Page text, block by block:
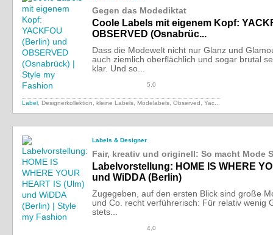
Gegen das Modediktat
Coole Labels mit eigenem Kopf:
OBSERVED (Osnabrüc...
Dass die Modewelt nicht nur Glanz und
auch ziemlich oberflächlich und sogar brutal
klar. Und so...
5,0
Label , Designerkollektion, kleine Labels, Modelabels, Observed, Yac...
Labels & Designer
Fair, kreativ und originell: So macht Mode
Labelvorstellung: HOME IS WHERE
und WiDDA (Berlin)
Zugegeben, auf den ersten Blick sind große
und Co. recht verführerisch: Für relativ wenig
stets...
4,0